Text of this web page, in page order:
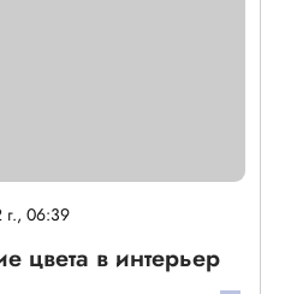
г., 06:39
цвета в интерьер